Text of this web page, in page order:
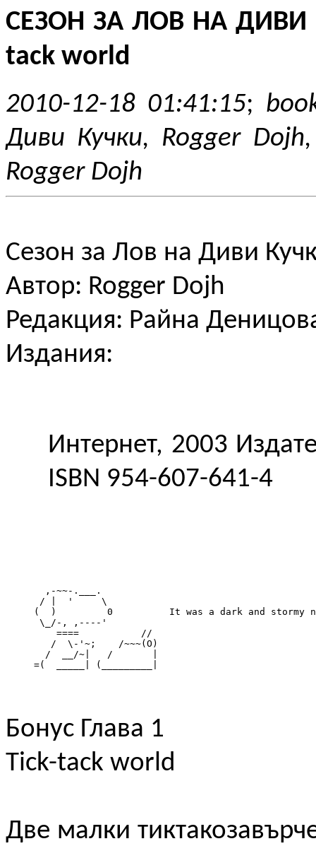
СЕЗОН ЗА ЛОВ НА ДИВИ
tack world
2010-12-18 01:41:15;
Диви Кучки, Rogger
Rogger Dojh
Сезон за Лов на Диви
Автор: Rogger Dojh
Редакция: Райна
Издания:
Интернет, 2003
ISBN 954-607-641-4
       ,-~~-.___.
      / |  '     \
(  )         0          It was a dark and stormy
      \_/-, ,----'
         ====           //
        /  \-'~;    /~~~(O)
       /  __/~|   /       |
     =(  _____| (_________|
Бонус Глава 1
Tick-tack world
Две малки